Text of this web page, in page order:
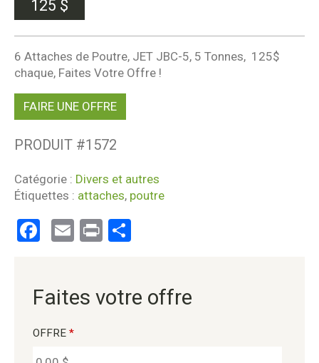
125 $
6 Attaches de Poutre, JET JBC-5, 5 Tonnes, 125$
chaque, Faites Votre Offre !
FAIRE UNE OFFRE
PRODUIT #1572
Catégorie : Divers et autres
Étiquettes : attaches, poutre
Facebook
Email
Print
Faites votre offre
OFFRE *